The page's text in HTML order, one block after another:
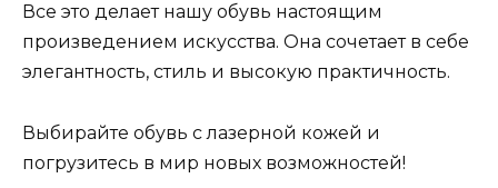
Все это делает нашу обувь настоящим
произведением искусства. Она сочетает в себе
элегантность, стиль и высокую практичность.
Выбирайте обувь с лазерной кожей и
погрузитесь в мир новых возможностей!